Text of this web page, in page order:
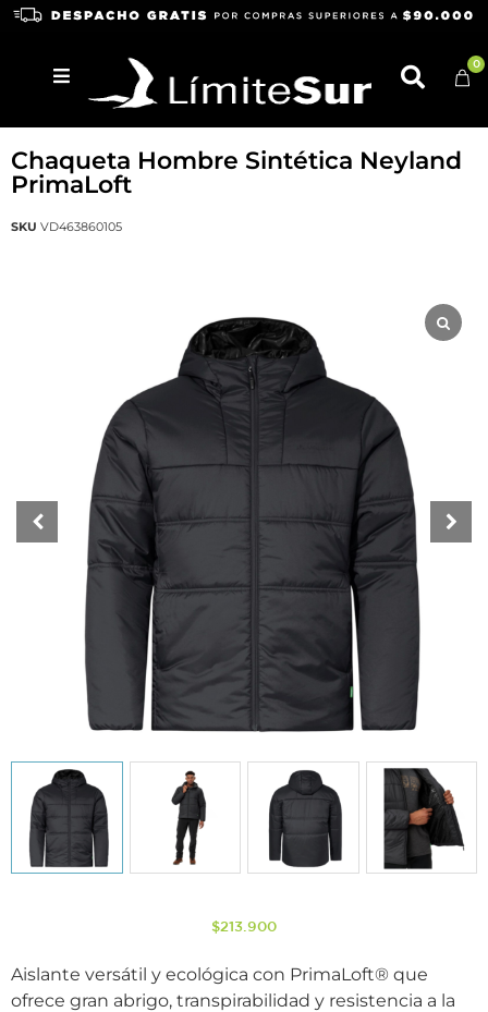
0
Chaqueta Hombre Sintética Neyland
PrimaLoft
SKU VD463860105
$213.900
Aislante versátil y ecológica con PrimaLoft® que
ofrece gran abrigo, transpirabilidad y resistencia a la